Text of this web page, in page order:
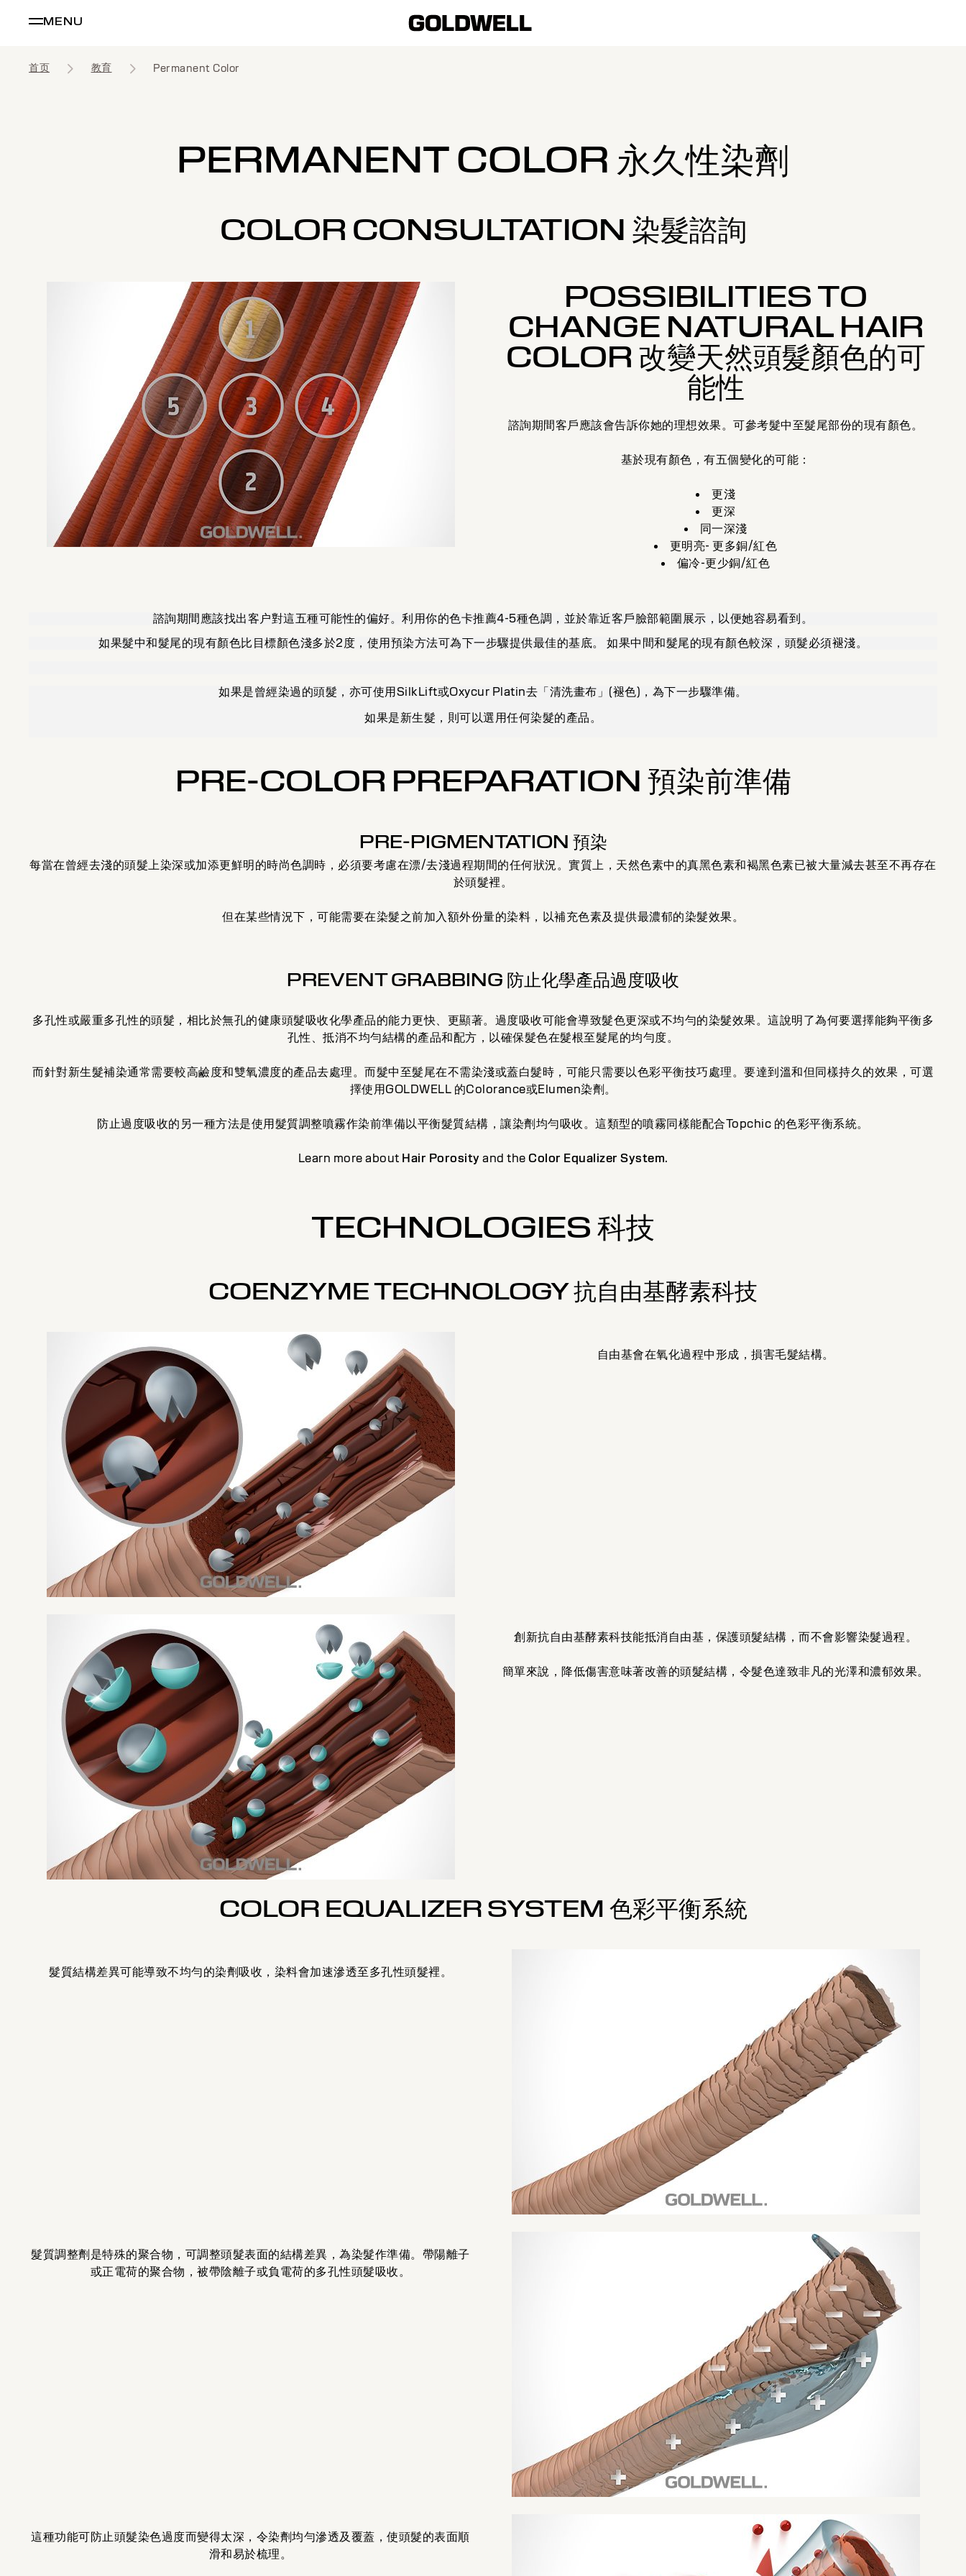
MENU
首页 教育 Permanent Color
PERMANENT COLOR 永久性染劑
COLOR CONSULTATION 染髮諮詢
POSSIBILITIES TO
CHANGE NATURAL HAIR
COLOR 改變天然頭髮顏色的可
能性
諮詢期間客戶應該會告訴你她的理想效果。可參考髮中至髮尾部份的現有顏色。
基於現有顏色，有五個變化的可能：
更淺
更深
同一深淺
更明亮- 更多銅/紅色
偏冷-更少銅/紅色
諮詢期間應該找出客户對這五種可能性的偏好。利用你的色卡推薦4-5種色調，並於靠近客戶臉部範圍展示，以便她容易看到。
如果髮中和髮尾的現有顏色比目標顏色淺多於2度，使用預染方法可為下一步驟提供最佳的基底。 如果中間和髮尾的現有顏色較深，頭髮必須褪淺。
如果是曾經染過的頭髮，亦可使用SilkLift或Oxycur Platin去「清洗畫布」(褪色)，為下一步驟準備。
如果是新生髮，則可以選用任何染髮的產品。
PRE-COLOR PREPARATION 預染前準備
PRE-PIGMENTATION 預染
每當在曾經去淺的頭髮上染深或加添更鮮明的時尚色調時，必須要考慮在漂/去淺過程期間的任何狀況。實質上，天然色素中的真黑色素和褐黑色素已被大量減去甚至不再存在
於頭髮裡。
但在某些情況下，可能需要在染髮之前加入額外份量的染料，以補充色素及提供最濃郁的染髮效果。
PREVENT GRABBING 防止化學產品過度吸收
多孔性或嚴重多孔性的頭髮，相比於無孔的健康頭髮吸收化學產品的能力更快、更顯著。過度吸收可能會導致髮色更深或不均勻的染髮效果。這說明了為何要選擇能夠平衡多
孔性、抵消不均勻結構的產品和配方，以確保髮色在髮根至髮尾的均勻度。
而針對新生髮補染通常需要較高鹼度和雙氧濃度的產品去處理。而髮中至髮尾在不需染淺或蓋白髮時，可能只需要以色彩平衡技巧處理。要達到溫和但同樣持久的效果，可選
擇使用GOLDWELL 的Colorance或Elumen染劑。
防止過度吸收的另一種方法是使用髮質調整噴霧作染前準備以平衡髮質結構，讓染劑均勻吸收。這類型的噴霧同樣能配合Topchic 的色彩平衡系統。
Learn more about Hair Porosity and theColor Equalizer System.
TECHNOLOGIES 科技
COENZYME TECHNOLOGY 抗自由基酵素科技
自由基會在氧化過程中形成，損害毛髮結構。
創新抗自由基酵素科技能抵消自由基，保護頭髮結構，而不會影響染髮過程。
簡單來說，降低傷害意味著改善的頭髮結構，令髮色達致非凡的光澤和濃郁效果。
COLOR EQUALIZER SYSTEM 色彩平衡系統
髮質結構差異可能導致不均勻的染劑吸收，染料會加速滲透至多孔性頭髮裡。
髮質調整劑是特殊的聚合物，可調整頭髮表面的結構差異，為染髮作準備。帶陽離子
或正電荷的聚合物，被帶陰離子或負電荷的多孔性頭髮吸收。
這種功能可防止頭髮染色過度而變得太深，令染劑均勻滲透及覆蓋，使頭髮的表面順
滑和易於梳理。